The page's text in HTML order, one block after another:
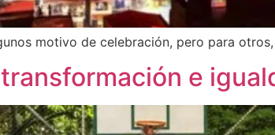
motivo de celebración, pero para
e